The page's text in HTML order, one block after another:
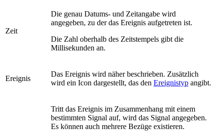
Zeit
Die genau Datums- und Zeitangabe wird
angegeben, zu der das Ereignis aufgetreten ist.
Die Zahl oberhalb des Zeitstempels gibt die
Millisekunden an.
Ereignis
Das Ereignis wird näher beschrieben. Zusätzlich
wird ein Icon dargestellt, das den Ereignistyp angibt.
Tritt das Ereignis im Zusammenhang mit einem
bestimmten Signal auf, wird das Signal angegeben.
Es können auch mehrere Bezüge existieren.